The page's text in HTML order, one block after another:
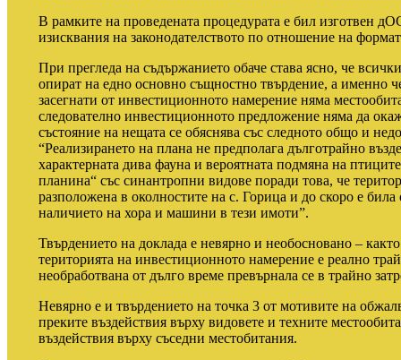
В рамките на проведената процедурата е бил изготвен
изисквания на законодателството по отношение на
При прегледа на съдържанието обаче става ясно, че
опират на едно основно същностно твърдение, а именно
засегнати от инвестиционното намерение няма
следователно инвестиционното предложение няма да
състояние на нещата се обяснява със следното общо и
“Реализирането на плана не предполага дълготрайно
характерната дива фауна и вероятната подмяна на
планина“ със синантропни видове поради това, че
разположена в околностите на с. Горица и до скоро е била
наличието на хора и машини в тези имоти”.
Твърдението на доклада е невярно и необосновано –
територията на инвестиционното намерение е реално
необработвана от дълго време превърнала се в трайно
Невярно е и твърдението на точка 3 от мотивите на
преките въздействия върху видовете и техните
въздействия върху съседни местобитания.